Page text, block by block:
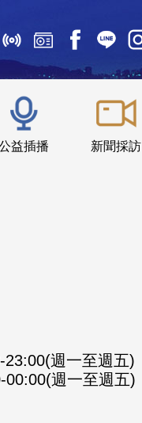
益插播 新聞採訪
23:00(週一至週五)
00:00(週一至週五)